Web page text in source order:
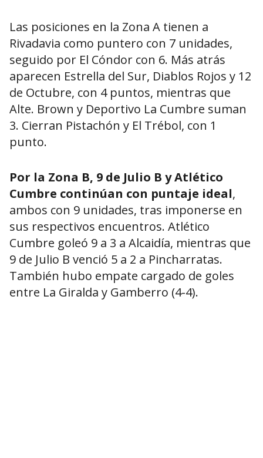
Las posiciones en la Zona A tienen a
Rivadavia como puntero con 7 unidades,
seguido por El Cóndor con 6. Más atrás
aparecen Estrella del Sur, Diablos Rojos y 12
de Octubre, con 4 puntos, mientras que
Alte. Brown y Deportivo La Cumbre suman
3. Cierran Pistachón y El Trébol, con 1
punto.
Por la Zona B, 9 de Julio B y Atlético
Cumbre continúan con puntaje ideal,
ambos con 9 unidades, tras imponerse en
sus respectivos encuentros. Atlético
Cumbre goleó 9 a 3 a Alcaidía, mientras que
9 de Julio B venció 5 a 2 a Pincharratas.
También hubo empate cargado de goles
entre La Giralda y Gamberro (4-4).